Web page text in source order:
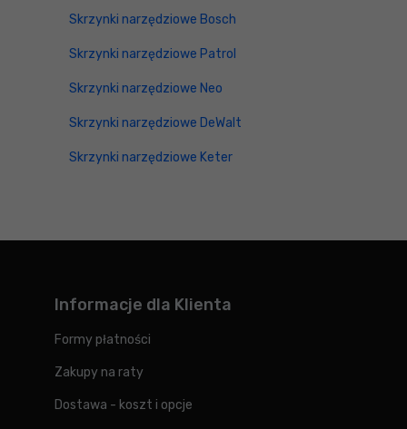
Skrzynki narzędziowe Bosch
Skrzynki narzędziowe Patrol
Skrzynki narzędziowe Neo
Skrzynki narzędziowe DeWalt
Skrzynki narzędziowe Keter
Informacje dla Klienta
Formy płatności
Zakupy na raty
Dostawa - koszt i opcje